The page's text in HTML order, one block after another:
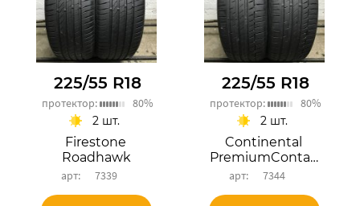
225/55 R18
протектор: 80%
Firestone
Roadhawk
7339
2 шт.
225/55 R18
протектор: 80%
Continental
PremiumContact 6
7344
2 шт.